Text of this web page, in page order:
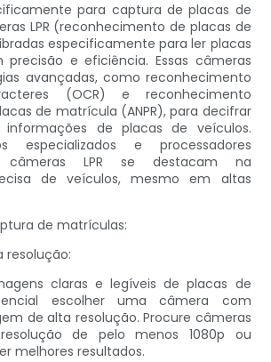
para captura de placas de
LPR (reconhecimento de placas de
especificamente para ler placas
e eficiência. Essas câmeras
avançadas, como reconhecimento
(OCR) e reconhecimento
de matrícula (ANPR), para decifrar
informações de placas de veículos.
especializados e processadores
câmeras LPR se destacam na
de veículos, mesmo em altas
de matrículas:
resolução:
claras e legíveis de placas de
escolher uma câmera com
de alta resolução. Procure câmeras
de pelo menos 1080p ou
melhores resultados.